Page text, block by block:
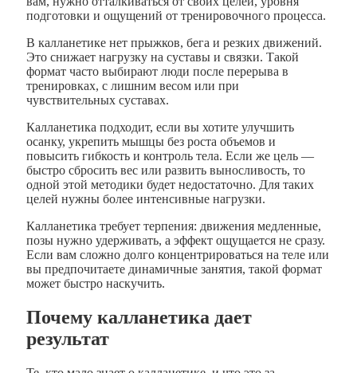
подготовки и ощущений от тренировочного процесса.
В калланетике нет прыжков, бега и резких движений.
Это снижает нагрузку на суставы и связки. Такой
формат часто выбирают люди после перерыва в
тренировках, с лишним весом или при
чувствительных суставах.
Калланетика подходит, если вы хотите улучшить
осанку, укрепить мышцы без роста объемов и
повысить гибкость и контроль тела. Если же цель —
быстро сбросить вес или развить выносливость, то
одной этой методики будет недостаточно. Для таких
целей нужны более интенсивные нагрузки.
Калланетика требует терпения: движения медленные,
позы нужно удерживать, а эффект ощущается не сразу.
Если вам сложно долго концентрироваться на теле или
вы предпочитаете динамичные занятия, такой формат
может быстро наскучить.
Почему калланетика дает
результат